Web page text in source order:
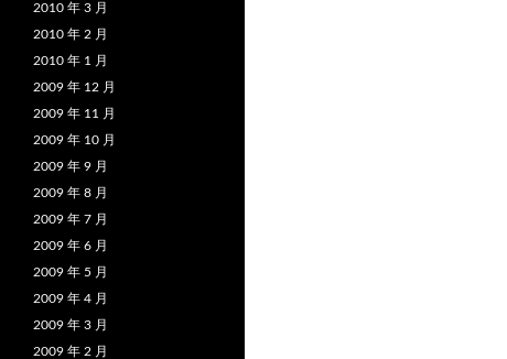
2010 年 3 月
2010 年 2 月
2010 年 1 月
2009 年 12 月
2009 年 11 月
2009 年 10 月
2009 年 9 月
2009 年 8 月
2009 年 7 月
2009 年 6 月
2009 年 5 月
2009 年 4 月
2009 年 3 月
2009 年 2 月